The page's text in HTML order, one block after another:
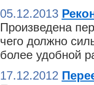
05.12.2013
Произведена
чего должно
более удобной
17.12.2012